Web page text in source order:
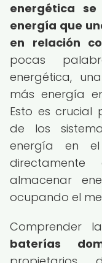
energética
energía que
en relación
pocas
energética,
más energía
Esto es crucial
de los
energía en
almacenar
ocupando el
Comprender
baterías